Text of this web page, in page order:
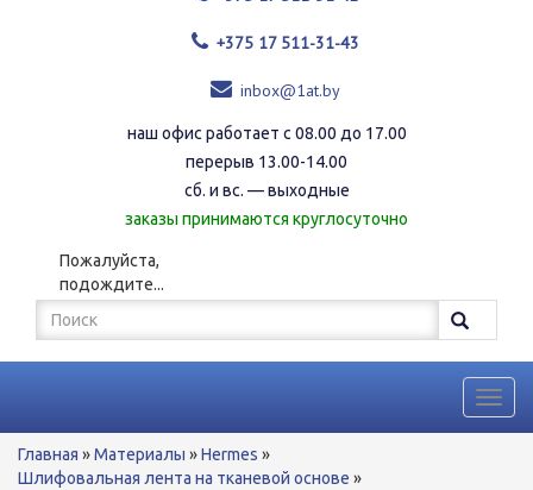
+375 17 511-31-43
inbox@1at.by
наш офис работает с 08.00 до 17.00
перерыв 13.00-14.00
сб. и вс. — выходные
заказы принимаются круглосуточно
Пожалуйста,
подождите...
Форма
поиска
Поиск
Вы
здесь
Главная »Материалы »Hermes »
Шлифовальная лента на тканевой основе »